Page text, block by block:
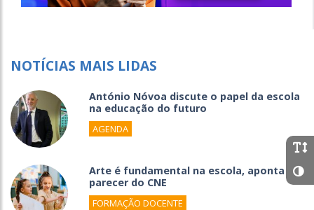
NOTÍCIAS MAIS LIDAS
António Nóvoa discute o papel da escola
na educação do futuro
AGENDA
Arte é fundamental na escola, aponta
parecer do CNE
FORMAÇÃO DOCENTE